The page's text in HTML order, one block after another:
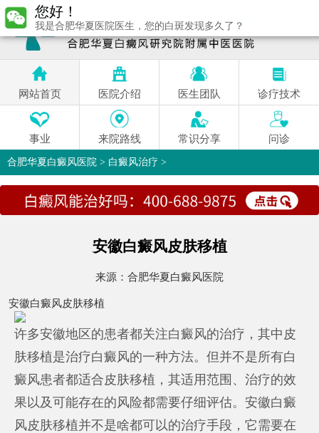
网站首页 医院介绍 医生团队 诊疗技术
事业 来院路线 常识分享 问诊
合肥华夏白癜风医院 > 白癜风治疗 >
安徽白癜风皮肤移植
来源： 合肥华夏白癜风医院
安徽白癜风皮肤移植
许多安徽地区的患者都关注白癜风的治疗，其中皮
肤移植是治疗白癜风的一种方法。但并不是所有白
癜风患者都适合皮肤移植，其适用范围、治疗的效
果以及可能存在的风险都需要仔细评估。安徽白癜
风皮肤移植并不是啥都可以的治疗手段，它需要在
您好！
我是合肥华夏医院医生，您的白斑发现多久了？